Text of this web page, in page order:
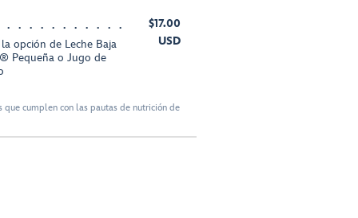
opción de Leche Baja
Pequeña o Jugo de
$17.00
USD
que cumplen con las pautas de nutrición de